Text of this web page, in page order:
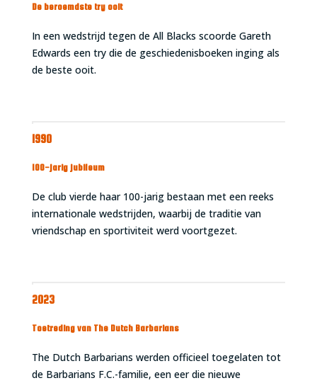
De beroemdste try ooit
In een wedstrijd tegen de All Blacks scoorde Gareth
Edwards een try die de geschiedenisboeken inging als
de beste ooit.
1990
100-jarig jubileum
De club vierde haar 100-jarig bestaan met een reeks
internationale wedstrijden, waarbij de traditie van
vriendschap en sportiviteit werd voortgezet.
2023
Toetreding van The Dutch Barbarians
The Dutch Barbarians werden officieel toegelaten tot
de Barbarians F.C.-familie, een eer die nieuwe